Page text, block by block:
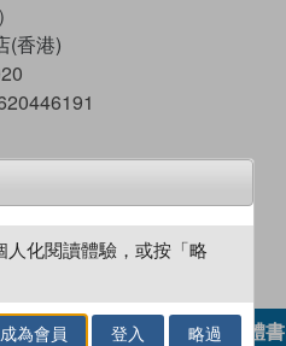
(香港)
加入閱讀紀錄
電子書 借閱實體書
人化閱讀體驗，或按「略
成為會員 登入 略過